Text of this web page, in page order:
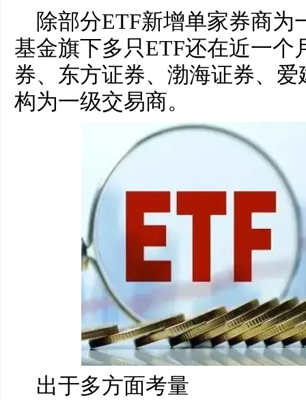
除部分ETF新增单家券商
基金旗下多只ETF还在近一个
券、东方证券、渤海证券、
构为一级交易商。
出于多方面考量